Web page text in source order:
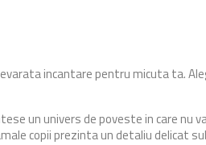
incantare pentru micuta ta.
un univers de poveste in care nu
copii prezinta un detaliu delicat